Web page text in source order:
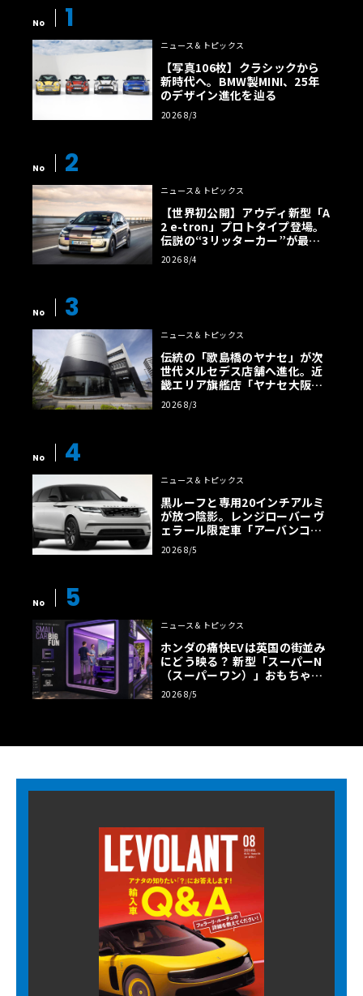
No 1
ニュース＆トピックス
【写真106枚】クラシックから
新時代へ。BMW製MINI、25年
のデザイン進化を辿る
2026 8/3
No 2
ニュース＆トピックス
【世界初公開】アウディ新型「A
2 e-tron」プロトタイプ登場。
伝説の“3リッターカー”が最高
効率エントリーBEVとして復活
【画像38枚】
2026 8/4
No 3
ニュース＆トピックス
伝統の「歌島橋のヤナセ」が次
世代メルセデス店舗へ進化。近
畿エリア旗艦店「ヤナセ大阪支
店」がリニューアル
2026 8/3
No 4
ニュース＆トピックス
黒ルーフと専用20インチアルミ
が放つ陰影。レンジローバー ヴ
ェラール限定車「アーバンコン
トラスト・エディション」登場
2026 8/5
No 5
ニュース＆トピックス
ホンダの痛快EVは英国の街並み
にどう映る？ 新型「スーパーN
（スーパーワン）」おもちゃ箱
ツアーの全貌
2026 8/5